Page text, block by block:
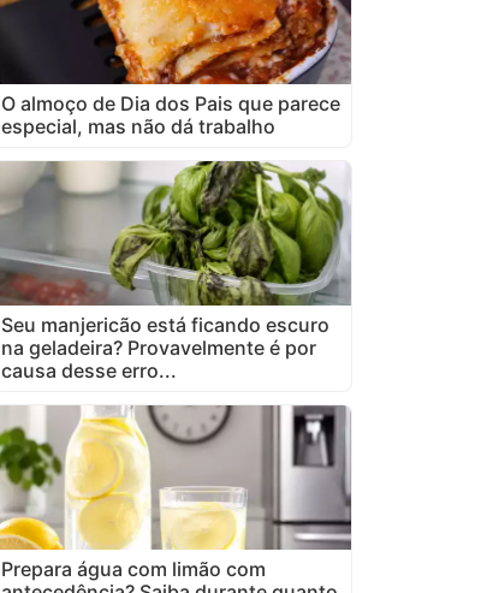
O almoço de Dia dos Pais que parece
especial, mas não dá trabalho
Seu manjericão está ficando escuro
na geladeira? Provavelmente é por
causa desse erro...
Prepara água com limão com